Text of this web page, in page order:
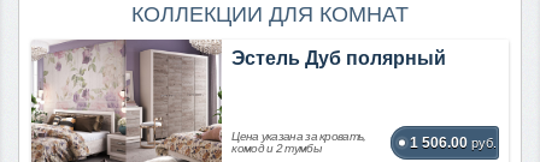
КОЛЛЕКЦИИ ДЛЯ КОМНАТ
Эстель Дуб полярный
Цена указана за кровать,
комод и 2 тумбы
1 506.00 руб.